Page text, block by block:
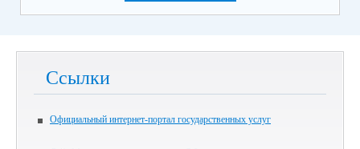
Ссылки
Официальный интернет-портал государственных услуг